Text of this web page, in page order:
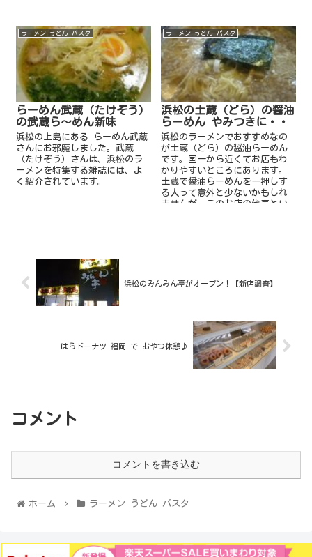
ラーメン うどん パスタ
らーめん武蔵（たけぞう）
の武蔵ら～めん新味
浜松の上島にある らーめん武蔵
さんにお邪魔しました。武蔵
（たけぞう）さんは、浜松のラ
ーメンを特集する雑誌には、よ
く紹介されています。
ラーメン うどん パスタ
浜松の土蔵（どら）の醤油
らーめん やみつきに・・
浜松のラーメンでおすすめなの
が土蔵（どら）の醤油らーめん
です。国一から近くてお店もわ
かりやすいところにあります。
土蔵で醤油らーめんを一押しす
る人って意外と少ないかもしれ
ませんが、このお店の代表とい
浜松のみんみん亭がオープン！【新店調査】
はらドーナツ 福岡 で おやつ休憩♪
コメント
コメントを書き込む
ホーム ラーメン うどん パスタ